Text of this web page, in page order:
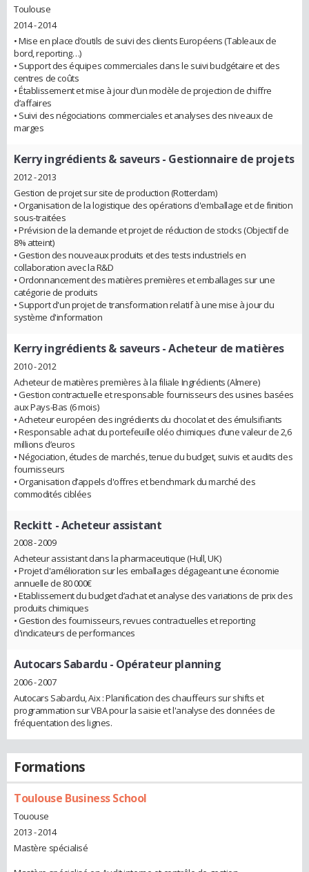
Toulouse
2014 - 2014
• Mise en place d’outils de suivi des clients Européens (Tableaux de
bord, reporting…)
• Support des équipes commerciales dans le suivi budgétaire et des
centres de coûts
• Établissement et mise à jour d’un modèle de projection de chiffre
d’affaires
• Suivi des négociations commerciales et analyses des niveaux de
marges
Kerry ingrédients & saveurs- Gestionnaire de projets
2012 - 2013
Gestion de projet sur site de production (Rotterdam)
• Organisation de la logistique des opérations d'emballage et de finition
sous-traitées
• Prévision de la demande et projet de réduction de stocks (Objectif de
8% atteint)
• Gestion des nouveaux produits et des tests industriels en
collaboration avec la R&D
• Ordonnancement des matières premières et emballages sur une
catégorie de produits
• Support d'un projet de transformation relatif à une mise à jour du
système d'information
Kerry ingrédients & saveurs- Acheteur de matières
2010 - 2012
Acheteur de matières premières à la filiale Ingrédients (Almere)
• Gestion contractuelle et responsable fournisseurs des usines basées
aux Pays-Bas (6 mois)
• Acheteur européen des ingrédients du chocolat et des émulsifiants
• Responsable achat du portefeuille oléo chimiques d’une valeur de 2,6
millions d’euros
• Négociation, études de marchés, tenue du budget, suivis et audits des
fournisseurs
• Organisation d’appels d'offres et benchmark du marché des
commodités ciblées
Reckitt - Acheteur assistant
2008 - 2009
Acheteur assistant dans la pharmaceutique (Hull, UK)
• Projet d'amélioration sur les emballages dégageant une économie
annuelle de 80 000€
• Etablissement du budget d’achat et analyse des variations de prix des
produits chimiques
• Gestion des fournisseurs, revues contractuelles et reporting
d'indicateurs de performances
Autocars Sabardu - Opérateur planning
2006 - 2007
Autocars Sabardu, Aix : Planification des chauffeurs sur shifts et
programmation sur VBA pour la saisie et l'analyse des données de
fréquentation des lignes.
Formations
Toulouse Business School
Tououse
2013 - 2014
Mastère spécialisé